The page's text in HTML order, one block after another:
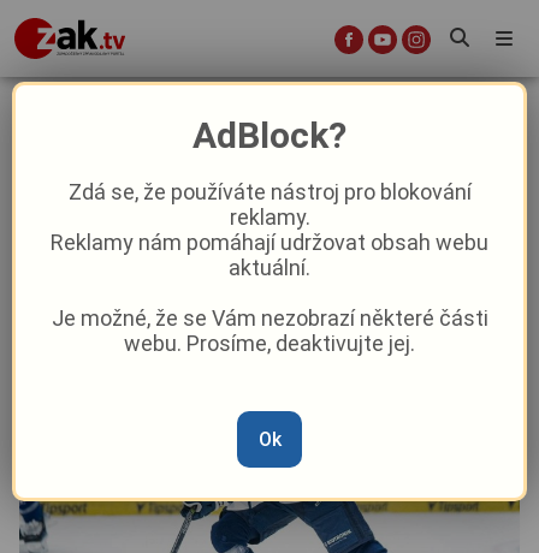
Hokejový útočník Šiler jde po
zranění hostovat do Sokolova
5. 11. 2025|12:08
AdBlock?
Zdá se, že používáte nástroj pro blokování
reklamy.
Reklamy nám pomáhají udržovat obsah webu
aktuální.
Je možné, že se Vám nezobrazí některé části
webu. Prosíme, deaktivujte jej.
Ok